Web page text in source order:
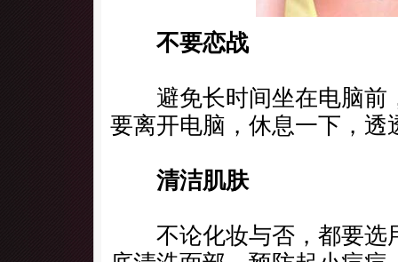
不要恋战
避免长时间坐在电脑前
要离开电脑，休息一下，透
清洁肌肤
不论化妆与否，都要选